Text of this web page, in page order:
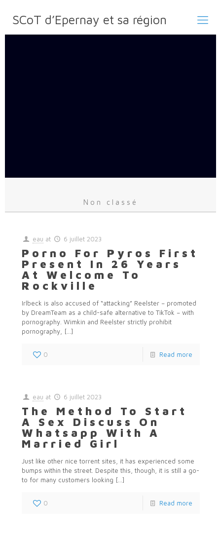
SCoT d’Epernay et sa région
Non classé
eau at 6 juillet 2023
Porno For Pyros First
Present In 26 Years
At Welcome To
Rockville
Irlbeck is also accused of “attacking” Reelster – promoted
by DreamTeam as a child-safe alternative to TikTok – with
pornography. Wimkin and Reelster strictly prohibit
pornography,
[…]
0 Read more
eau at 6 juillet 2023
The Method To Start
A Sex Discuss On
Whatsapp With A
Married Girl
Just like other nice torrent sites, it has experienced some
bumps within the street. Despite this, though, it is still a go-
to for many customers looking […]
0 Read more